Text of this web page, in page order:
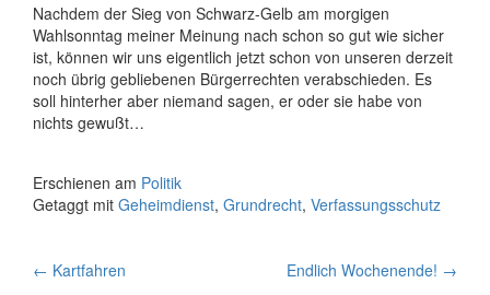
Nachdem der Sieg von Schwarz-Gelb am morgigen
Wahlsonntag meiner Meinung nach schon so gut wie sicher
ist, können wir uns eigentlich jetzt schon von unseren derzeit
noch übrig gebliebenen Bürgerrechten verabschieden. Es
soll hinterher aber niemand sagen, er oder sie habe von
nichts gewußt…
Erschienen am Politik
Getaggt mit Geheimdienst, Grundrecht, Verfassungsschutz
Artikelnavigation
← Kartfahren Endlich Wochenende! →